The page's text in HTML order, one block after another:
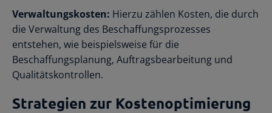
Verwaltungskosten: Hierzu zählen Kosten, die durch
die Verwaltung des Beschaffungsprozesses
entstehen, wie beispielsweise für die
Beschaffungsplanung, Auftragsbearbeitung und
Qualitätskontrollen.
Strategien zur Kostenoptimierung